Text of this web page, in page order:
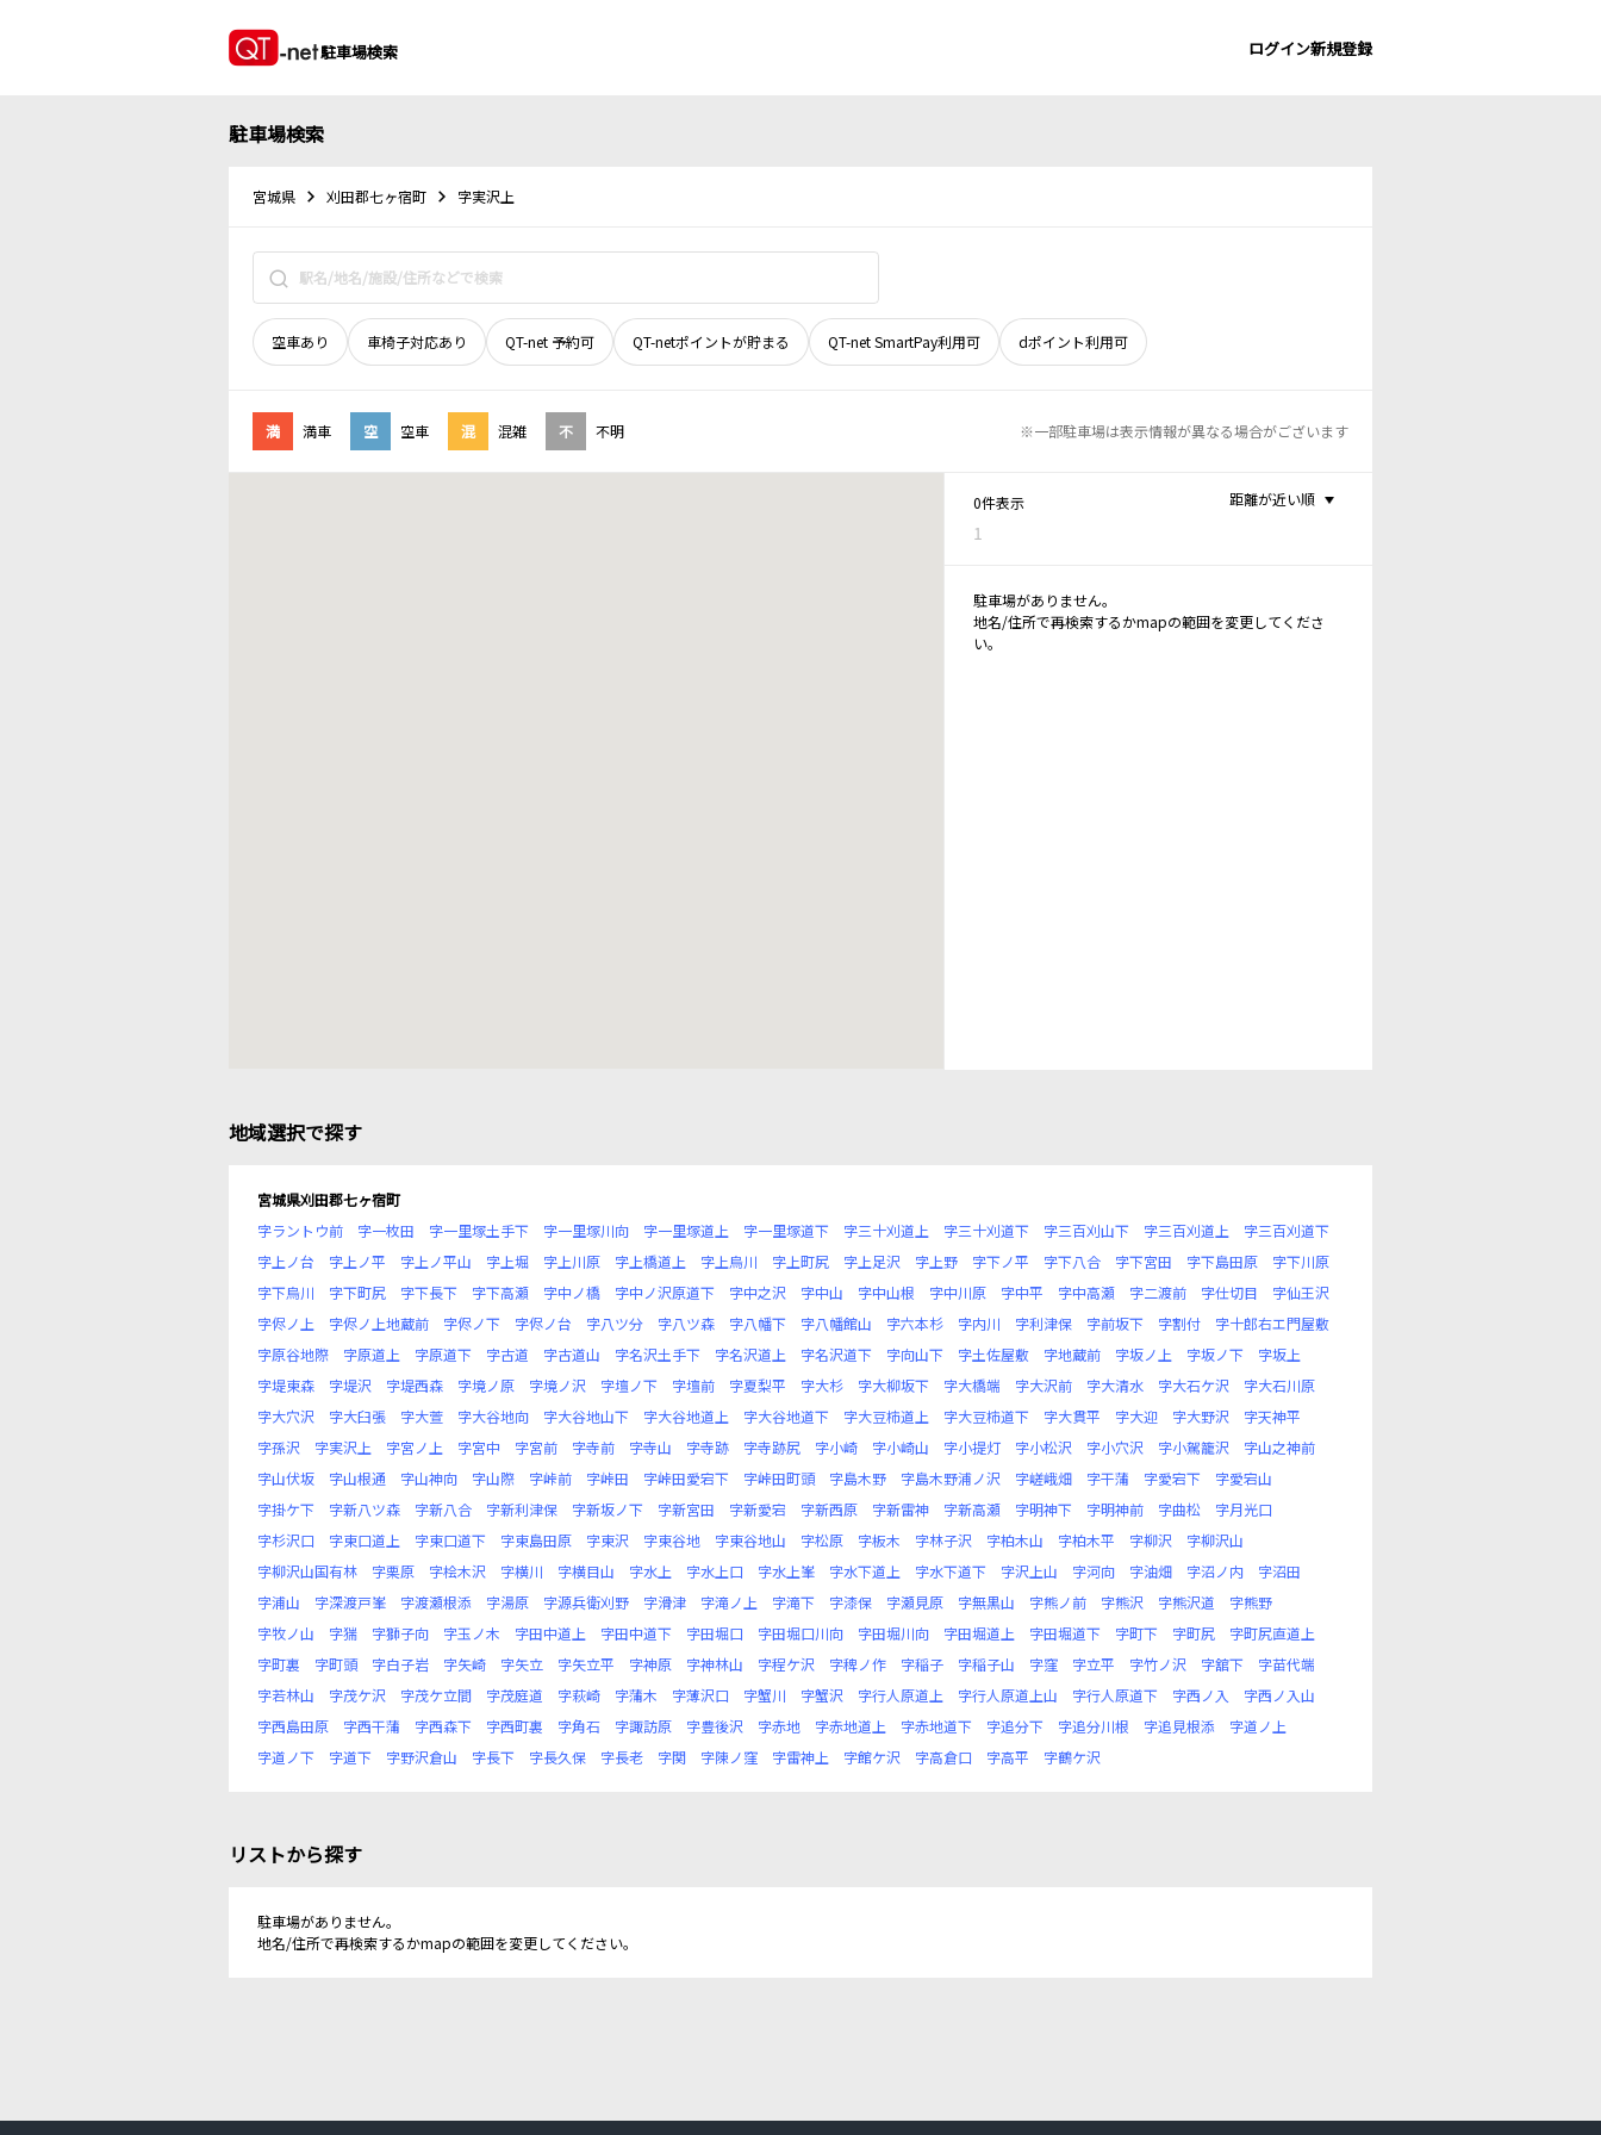
駐車場検索 ログイン新規登録
駐車場検索
宮城県 刈田郡七ヶ宿町 字実沢上
空車あり 車椅子対応あり QT-net 予約可 QT-netポイントが貯まる QT-net SmartPay利用可 dポイント利用可
満 満車 空 空車 混 混雑 不 不明 ※一部駐車場は表示情報が異なる場合がございます
0件表示
1
距離が近い順
駐車場がありません。
地名/住所で再検索するかmapの範囲を変更してくださ
い。
地域選択で探す
宮城県刈田郡七ヶ宿町
字ラントウ前
字一枚田 字一里塚土手下 字一里塚川向 字一里塚道上 字一里塚道下 字三十刈道上 字三十刈道下 字三百刈山下 字三百刈道上
字三百刈道下
字上ノ台
字上ノ平 字上ノ平山 字上堀 字上川原 字上橋道上 字上烏川 字上町尻 字上足沢 字上野 字下ノ平 字下八合 字下宮田 字下島田原
字下川原
字下烏川
字下町尻 字下長下 字下高瀬 字中ノ橋 字中ノ沢原道下 字中之沢 字中山 字中山根 字中川原 字中平 字中高瀬 字二渡前 字仕切目
字仙王沢
字侭ノ上
字侭ノ上地蔵前 字侭ノ下 字侭ノ台 字八ツ分 字八ツ森 字八幡下 字八幡館山 字六本杉 字内川 字利津保 字前坂下 字割付
字十郎右エ門屋敷
字原谷地際
字原道上 字原道下 字古道 字古道山 字名沢土手下 字名沢道上 字名沢道下 字向山下 字土佐屋敷 字地蔵前 字坂ノ上 字坂ノ下
字坂上
字堤東森
字堤沢 字堤西森 字境ノ原 字境ノ沢 字壇ノ下 字壇前 字夏梨平 字大杉 字大柳坂下 字大橋端 字大沢前 字大清水 字大石ケ沢
字大石川原
字大穴沢
字大臼張 字大萱 字大谷地向 字大谷地山下 字大谷地道上 字大谷地道下 字大豆柿道上 字大豆柿道下 字大貫平 字大迎 字大野沢
字天神平
字孫沢
字実沢上 字宮ノ上 字宮中 字宮前 字寺前 字寺山 字寺跡 字寺跡尻 字小崎 字小崎山 字小提灯 字小松沢 字小穴沢 字小駕籠沢
字山之神前
字山伏坂
字山根通 字山神向 字山際 字峠前 字峠田 字峠田愛宕下 字峠田町頭 字島木野 字島木野浦ノ沢 字嵯峨畑 字干蒲 字愛宕下
字愛宕山
字掛ケ下
字新八ツ森 字新八合 字新利津保 字新坂ノ下 字新宮田 字新愛宕 字新西原 字新雷神 字新高瀬 字明神下 字明神前 字曲松
字月光口
字杉沢口
字東口道上 字東口道下 字東島田原 字東沢 字東谷地 字東谷地山 字松原 字板木 字林子沢 字柏木山 字柏木平 字柳沢
字柳沢山
字柳沢山国有林
字栗原 字桧木沢 字横川 字横目山 字水上 字水上口 字水上峯 字水下道上 字水下道下 字沢上山 字河向 字油畑 字沼ノ内
字沼田
字浦山
字深渡戸峯 字渡瀬根添 字湯原 字源兵衛刈野 字滑津 字滝ノ上 字滝下 字漆保 字瀬見原 字無黒山 字熊ノ前 字熊沢 字熊沢道
字熊野
字牧ノ山
字猯 字獅子向 字玉ノ木 字田中道上 字田中道下 字田堀口 字田堀口川向 字田堀川向 字田堀道上 字田堀道下 字町下 字町尻
字町尻直道上
字町裏
字町頭 字白子岩 字矢崎 字矢立 字矢立平 字神原 字神林山 字程ケ沢 字稗ノ作 字稲子 字稲子山 字窪 字立平 字竹ノ沢 字舘下
字苗代端
字若林山
字茂ケ沢 字茂ケ立間 字茂庭道 字萩崎 字蒲木 字薄沢口 字蟹川 字蟹沢 字行人原道上 字行人原道上山 字行人原道下 字西ノ入
字西ノ入山
字西島田原
字西干蒲 字西森下 字西町裏 字角石 字諏訪原 字豊後沢 字赤地 字赤地道上 字赤地道下 字追分下 字追分川根 字追見根添
字道ノ上
字道ノ下
字道下 字野沢倉山 字長下 字長久保 字長老 字関 字陳ノ窪 字雷神上 字館ケ沢 字高倉口 字高平 字鶴ケ沢
リストから探す
駐車場がありません。
地名/住所で再検索するかmapの範囲を変更してください。